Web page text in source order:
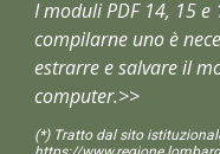
I moduli PDF 14, 15
compilarne uno è
estrarre e salvare il
computer.>>
(*) Tratto dal sito